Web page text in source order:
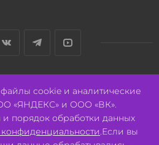
Авалон
cookie и аналитические
«ЯНДЕКС» и ООО «ВК».
порядок обработки данных
.Если вы